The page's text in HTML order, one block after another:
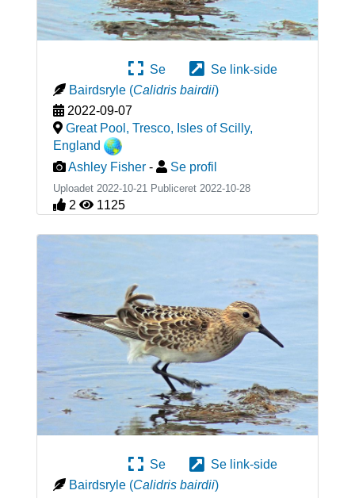
Se
Se link-side
Bairdsryle (Calidris bairdii)
2022-09-07
Great Pool, Tresco, Isles of Scilly,
England
Ashley Fisher - Se profil
Uploadet 2022-10-21 Publiceret 2022-10-28
2 1125
Se
Se link-side
Bairdsryle (Calidris bairdii)